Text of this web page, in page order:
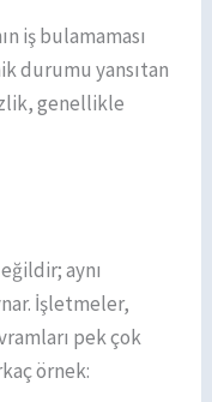
iş bulamaması
durumu yansıtan
genellikle
aynı
İşletmeler,
pek çok
örnek: